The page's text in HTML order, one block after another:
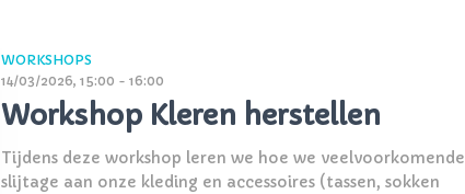
WORKSHOPS
14/03/2026, 15:00 - 16:00
Workshop Kleren herstellen
Tijdens deze workshop leren we hoe we veelvoorkomende
slijtage aan onze kleding en accessoires (tassen, sokken